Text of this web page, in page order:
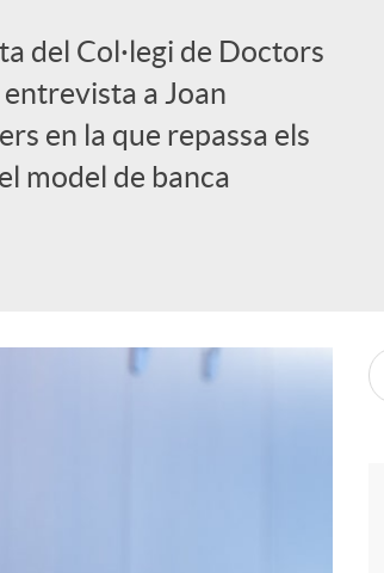
del Col·legi de Doctors
a Joan
en la que repassa els
model de banca